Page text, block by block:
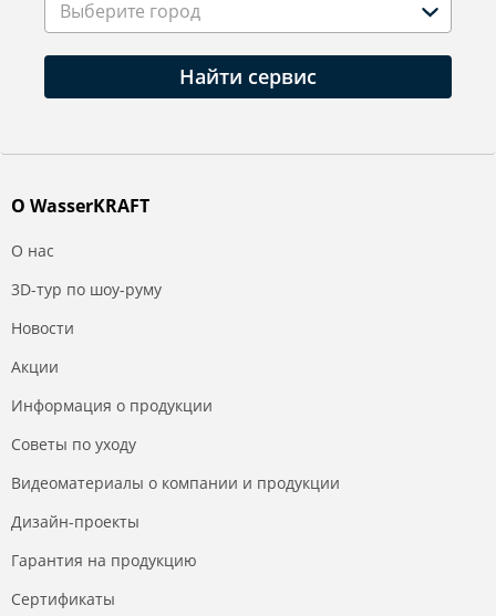
Выберите город
Найти сервис
О WasserKRAFT
О нас
3D-тур по шоу-руму
Новости
Акции
Информация о продукции
Советы по уходу
Видеоматериалы о компании и продукции
Дизайн-проекты
Гарантия на продукцию
Сертификаты